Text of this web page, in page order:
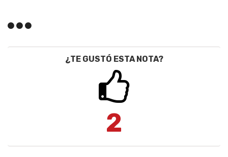
¿TE GUSTÓ ESTA NOTA?
2